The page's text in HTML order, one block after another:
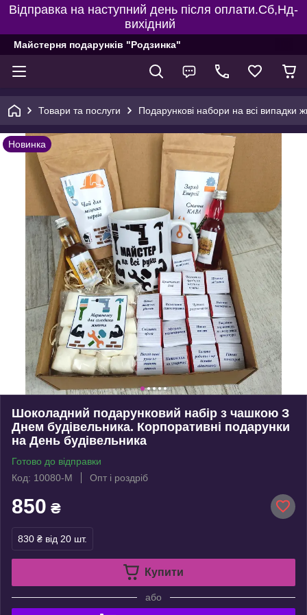
Відправка на наступний день після оплати.Сб,Нд-
вихідний
Майстерня подарунків "Родзинка"
Товари та послуги Подарункові набори на всі випадки
Новинка
Шоколадний подарунковий набір з чашкою З
Днем будівельника. Корпоративні подарунки
на День будівельника
Готово до відправки
Код: 10080-М
Опт і роздріб
850 ₴
830 ₴ від 20 шт.
Купити
або